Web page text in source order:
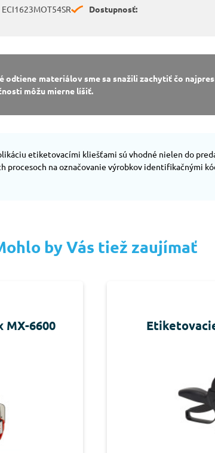
ECI1623MOT54SR Dostupnosť:
odtiene materiálov sme sa snažili zachytiť čo
môžu mierne líšiť.
etiketovacími kliešťami sú vhodné nielen do
procesoch na označovanie výrobkov identifikačnými
by Vás tiež zaujímať
6600